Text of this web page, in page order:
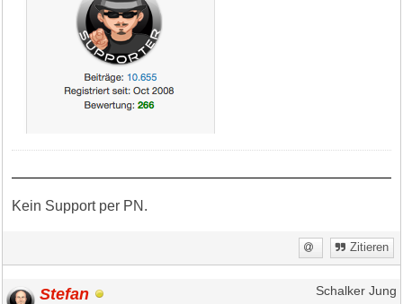
Kein Support per PN.
Zitieren
Stefan Schalker Jung